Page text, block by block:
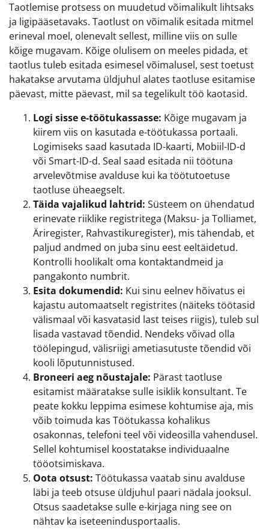
Taotlemise protsess on muudetud võimalikult lihtsaks
ja ligipääsetavaks. Taotlust on võimalik esitada mitmel
erineval moel, olenevalt sellest, milline viis on sulle
kõige mugavam. Kõige olulisem on meeles pidada, et
taotlus tuleb esitada esimesel võimalusel, sest toetust
hakatakse arvutama üldjuhul alates taotluse esitamise
päevast, mitte päevast, mil sa tegelikult töö kaotasid.
Logi sisse e-töötukassasse: Kõige mugavam ja
kiirem viis on kasutada e-töötukassa portaali.
Logimiseks saad kasutada ID-kaarti, Mobiil-ID-d
või Smart-ID-d. Seal saad esitada nii töötuna
arvelevõtmise avalduse kui ka töötutoetuse
taotluse üheaegselt.
Täida vajalikud lahtrid: Süsteem on ühendatud
erinevate riiklike registritega (Maksu- ja Tolliamet,
Äriregister, Rahvastikuregister), mis tähendab, et
paljud andmed on juba sinu eest eeltäidetud.
Kontrolli hoolikalt oma kontaktandmeid ja
pangakonto numbrit.
Esita dokumendid: Kui sinu eelnev hõivatus ei
kajastu automaatselt registrites (näiteks töötasid
välismaal või kasvatasid last teises riigis), tuleb sul
lisada vastavad tõendid. Nendeks võivad olla
töölepingud, välisriigi ametiasutuste tõendid või
kooli lõputunnistused.
Broneeri aeg nõustajale: Pärast taotluse
esitamist määratakse sulle isiklik konsultant. Te
peate kokku leppima esimese kohtumise aja, mis
võib toimuda kas Töötukassa kohalikus
osakonnas, telefoni teel või videosilla vahendusel.
Sellel kohtumisel koostatakse individuaalne
tööotsimiskava.
Oota otsust: Töötukassa vaatab sinu avalduse
läbi ja teeb otsuse üldjuhul paari nädala jooksul.
Otsus saadetakse sulle e-kirjaga ning see on
nähtav ka iseteenindusportaalis.